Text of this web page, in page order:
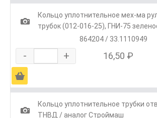
1
Кольцо уплотнительное мех-ма
трубок (012-016-25), ГНИ-75
864204 / 33.1110949
- + 16,50 ₽
Ä
1
Кольцо уплотнительное трубки
ТНВД / аналог Строймаш